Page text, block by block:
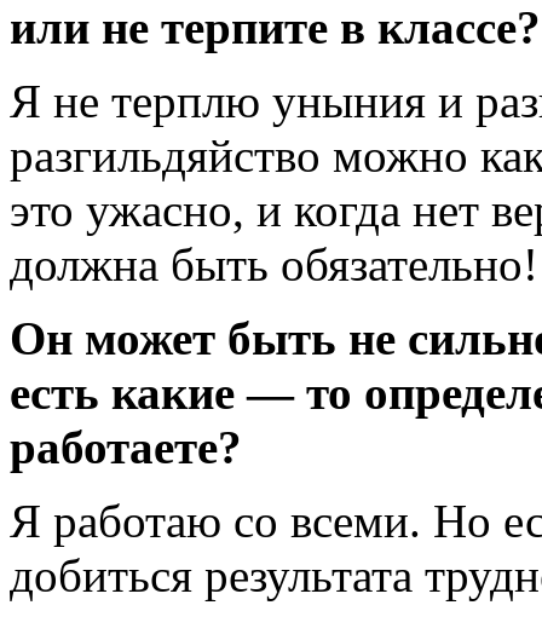
или не терпите в классе?
Я не терплю уныния и
разгильдяйство можно
это ужасно, и когда нет
должна быть обязательно!
Он может быть не
есть какие— то
работаете?
Я работаю со всеми. Но
добиться результата